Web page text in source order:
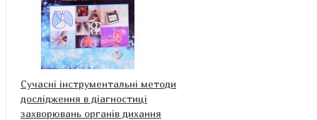
Cучасні інструментальні методи
дослідження в діагностиці
захворювань органів дихання